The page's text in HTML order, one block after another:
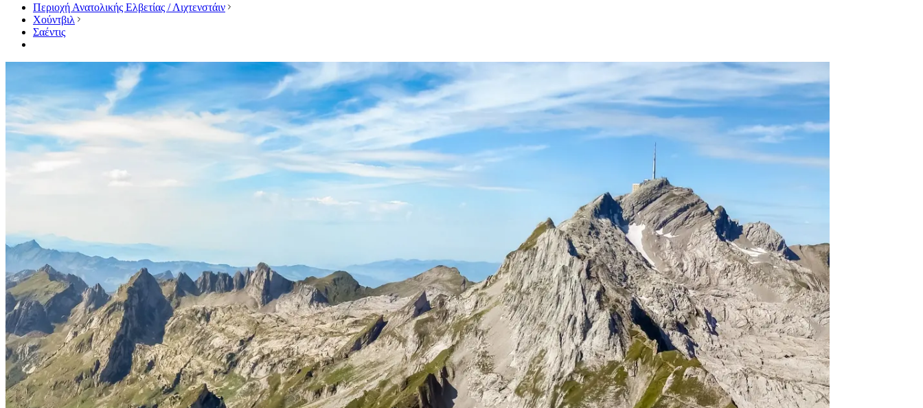
Περιοχή Ανατολικής Ελβετίας / Λιχτενστάιν
Χούντβιλ
Σαέντις